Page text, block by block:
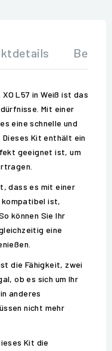
L57 in Weiß ist das
Mit einer
eine schnelle und
Kit enthält ein
geeignet ist, um
dass es mit einer
ist,
können Sie Ihr
eine
die Fähigkeit, zwei
ob es sich um Ihr
anderes
nicht mehr
Kit die